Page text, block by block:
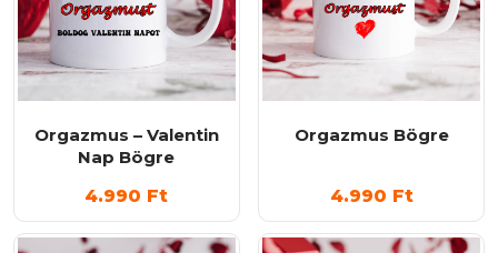
Orgazmus – Valentin
Nap Bögre
4.990 Ft
Orgazmus Bögre
4.990 Ft